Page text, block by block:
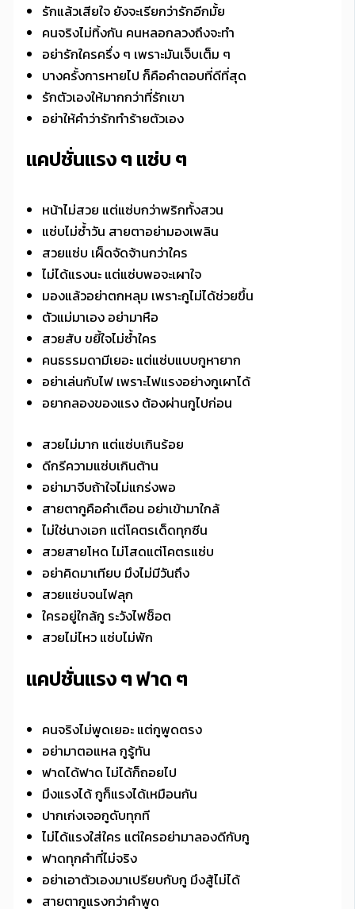
รักแล้วเสียใจ ยังจะเรียกว่ารักอีกมั้ย
คนจริงไม่ทิ้งกัน คนหลอกลวงถึงจะทำ
อย่ารักใครครึ่ง ๆ เพราะมันเจ็บเต็ม ๆ
บางครั้งการหายไป ก็คือคำตอบที่ดีที่สุด
รักตัวเองให้มากกว่าที่รักเขา
อย่าให้คำว่ารักทำร้ายตัวเอง
แคปชั่นแรง ๆ แซ่บ ๆ
หน้าไม่สวย แต่แซ่บกว่าพริกทั้งสวน
แซ่บไม่ซ้ำวัน สายตาอย่ามองเพลิน
สวยแซ่บ เผ็ดจัดจ้านกว่าใคร
ไม่ได้แรงนะ แต่แซ่บพอจะเผาใจ
มองแล้วอย่าตกหลุม เพราะกูไม่ได้ช่วยขึ้น
ตัวแม่มาเอง อย่ามาหือ
สวยสับ ขยี้ใจไม่ซ้ำใคร
คนธรรมดามีเยอะ แต่แซ่บแบบกูหายาก
อย่าเล่นกับไฟ เพราะไฟแรงอย่างกูเผาได้
อยากลองของแรง ต้องผ่านกูไปก่อน
สวยไม่มาก แต่แซ่บเกินร้อย
ดีกรีความแซ่บเกินต้าน
อย่ามาจีบถ้าใจไม่แกร่งพอ
สายตากูคือคำเตือน อย่าเข้ามาใกล้
ไม่ใช่นางเอก แต่โคตรเด็ดทุกซีน
สวยสายโหด ไม่โสดแต่โคตรแซ่บ
อย่าคิดมาเทียบ มึงไม่มีวันถึง
สวยแซ่บจนไฟลุก
ใครอยู่ใกล้กู ระวังไฟช็อต
สวยไม่ไหว แซ่บไม่พัก
แคปชั่นแรง ๆ ฟาด ๆ
คนจริงไม่พูดเยอะ แต่กูพูดตรง
อย่ามาตอแหล กูรู้ทัน
ฟาดได้ฟาด ไม่ได้ก็ถอยไป
มึงแรงได้ กูก็แรงได้เหมือนกัน
ปากเก่งเจอกูดับทุกที
ไม่ได้แรงใส่ใคร แต่ใครอย่ามาลองดีกับกู
ฟาดทุกคำที่ไม่จริง
อย่าเอาตัวเองมาเปรียบกับกู มึงสู้ไม่ได้
สายตากูแรงกว่าคำพูด